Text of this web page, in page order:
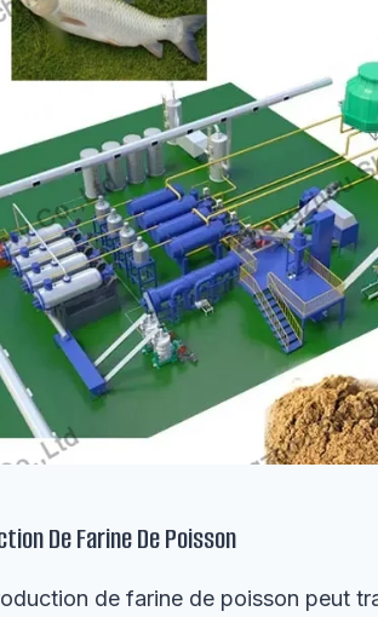
De Farine De Poisson
de farine de poisson peut